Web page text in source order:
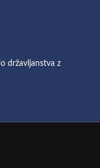
državljanstva z